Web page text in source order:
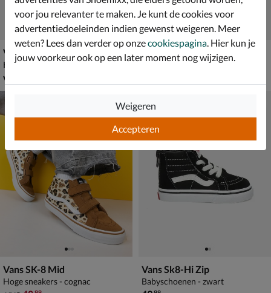
Vans MTE Sk8-Mid
Klittenbandschoenen - zwart
vanaf € 59,99
v.a.
Vans SK-8 Mid
Klittenbandschoenen - grijs
Vans SK-8 Mid
Hoge sneakers - cognac
Vans Sk8-Hi Zip
Babyschoenen - zwart
voor jou relevanter te maken. Je kunt de cookies voor
advertentiedoeleinden indien gewenst weigeren. Meer
weten? Lees dan verder op onzecookiespagina. Hier kun je
jouw voorkeur ook op een later moment nog wijzigen.
Accepteren
Weigeren